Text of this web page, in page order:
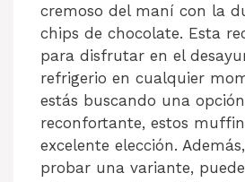
cremoso del maní con la
chips de chocolate. Esta
para disfrutar en el
refrigerio en cualquier
estás buscando una
reconfortante, estos
excelente elección.
probar una variante,